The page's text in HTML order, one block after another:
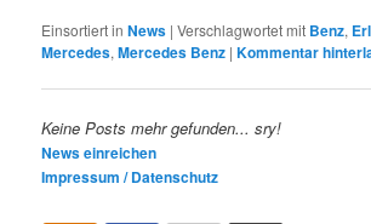
Einsortiert in News |Verschlagwortet mit Benz,
Mercedes,Mercedes Benz |Kommentar
News einreichen
Impressum / Datenschutz